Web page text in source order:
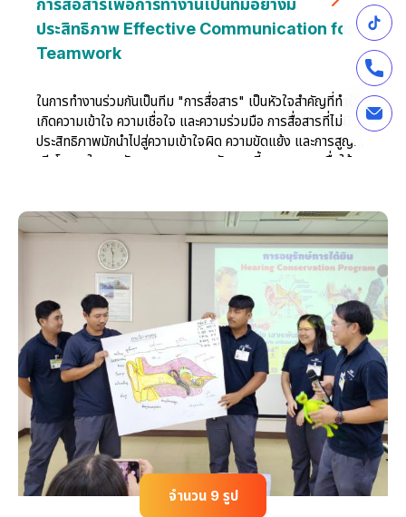
ประสิทธิภาพ Effective Communication for
Teamwork
ในการทำงานร่วมกันเป็นทีม "การสื่อสาร" เป็นหัวใจสำคัญที่ทำให้
เกิดความเข้าใจ ความเชื่อใจ และความร่วมมือ การสื่อสารที่ไม่มี
ประสิทธิภาพมักนำไปสู่ความเข้าใจผิด ความขัดแย้ง และการสูญ
เสียโอกาสในการพัฒนา การอบรมหลักสูตรนี้ออกแบบมาเพื่อให้
เป็นทีมอย่างมีประสิทธิภาพ
จำนวน 9 รูป